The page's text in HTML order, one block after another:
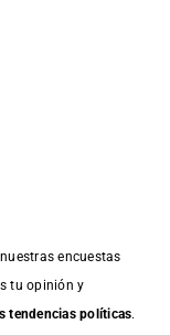
encuestas
tu opinión y
tendencias políticas.